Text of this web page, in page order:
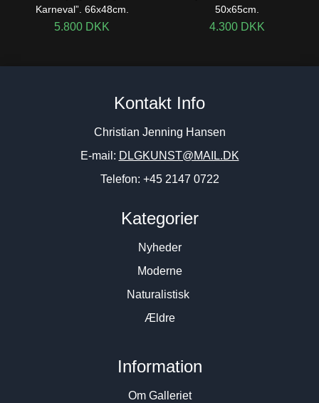
Karneval”. 66x48cm.
5.800 DKK
50x65cm.
4.300 DKK
Kontakt Info
Christian Jenning Hansen
E-mail: DLGKUNST@MAIL.DK
Telefon: +45 2147 0722
Kategorier
Nyheder
Moderne
Naturalistisk
Ældre
Information
Om Galleriet